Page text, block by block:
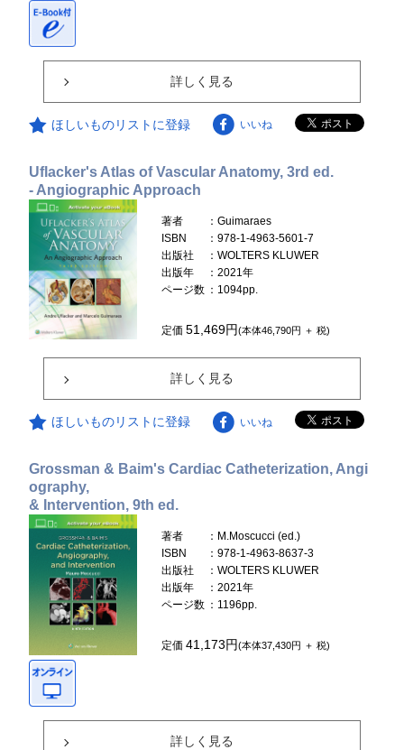
詳しく見る
ほしいものリストに登録 いいね
Uflacker's Atlas of Vascular Anatomy, 3rd ed.
- Angiographic Approach
著者
：Guimaraes
ISBN
：978-1-4963-5601-7
出版社
：WOLTERS KLUWER
出版年
：2021年
ページ数 ：1094pp.
定価51,469円(本体46,790円 ＋ 税)
詳しく見る
ほしいものリストに登録 いいね
Grossman & Baim's Cardiac Catheterization, Angi
ography,
& Intervention, 9th ed.
著者
：M.Moscucci (ed.)
ISBN
：978-1-4963-8637-3
出版社
：WOLTERS KLUWER
出版年
：2021年
ページ数 ：1196pp.
定価41,173円(本体37,430円 ＋ 税)
詳しく見る